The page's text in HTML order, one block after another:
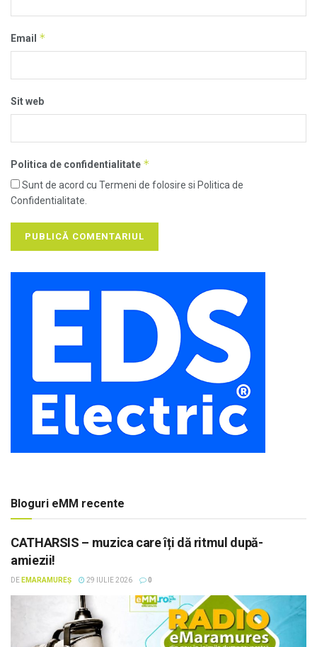
Email *
Sit web
Politica de confidentialitate *
Sunt de acord cu Termeni de folosire si Politica de
Confidentialitate.
Bloguri eMM recente
CATHARSIS – muzica care îți dă ritmul după-
amiezii!
DE EMARAMUREȘ 29 IULIE 2026 0